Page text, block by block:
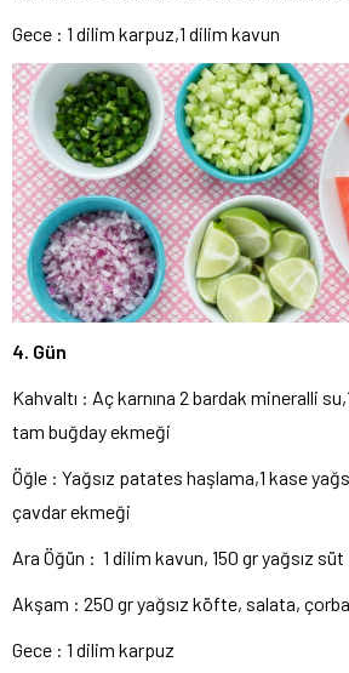
Gece : 1 dilim karpuz,1 dilim kavun
4. Gün
Kahvaltı : Aç karnına 2 bardak mineralli
tam buğday ekmeği
Öğle : Yağsız patates haşlama,1 kase
çavdar ekmeği
Ara Öğün : 1 dilim kavun, 150 gr yağsız süt
Akşam : 250 gr yağsız köfte, salata, çorba
Gece : 1 dilim karpuz